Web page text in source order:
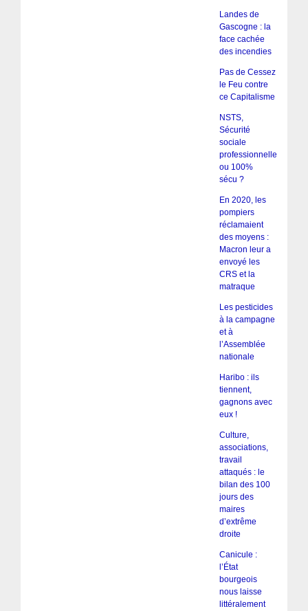
Landes de
Gascogne : la
face cachée
des incendies
Pas de Cessez
le Feu contre
ce Capitalisme
NSTS,
Sécurité
sociale
professionnelle
ou 100%
sécu ?
En 2020, les
pompiers
réclamaient
des moyens :
Macron leur a
envoyé les
CRS et la
matraque
Les pesticides
à la campagne
et à
l’Assemblée
nationale
Haribo : ils
tiennent,
gagnons avec
eux !
Culture,
associations,
travail
attaqués : le
bilan des 100
jours des
maires
d’extrême
droite
Canicule :
l’État
bourgeois
nous laisse
littéralement